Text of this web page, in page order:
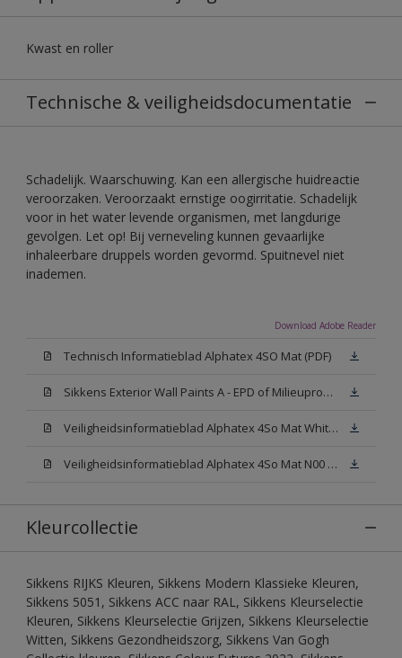
Kwast en roller
Technische & veiligheidsdocumentatie
Schadelijk. Waarschuwing. Kan een allergische huidreactie
veroorzaken. Veroorzaakt ernstige oogirritatie. Schadelijk
voor in het water levende organismen, met langdurige
gevolgen. Let op! Bij verneveling kunnen gevaarlijke
inhaleerbare druppels worden gevormd. Spuitnevel niet
inademen.
Download Adobe Reader
Technisch Informatieblad Alphatex 4SO Mat (PDF)
Sikkens Exterior Wall Paints A - EPD of Milieuproductverklaring
Veiligheidsinformatieblad Alphatex 4So Mat White W05 (MSDS)
Veiligheidsinformatieblad Alphatex 4So Mat N00 (MSDS)
Kleurcollectie
Sikkens RIJKS Kleuren, Sikkens Modern Klassieke Kleuren,
Sikkens 5051, Sikkens ACC naar RAL, Sikkens Kleurselectie
Kleuren, Sikkens Kleurselectie Grijzen, Sikkens Kleurselectie
Witten, Sikkens Gezondheidszorg, Sikkens Van Gogh